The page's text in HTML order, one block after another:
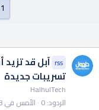
1
rss
تسريبات جديدة
HalhulTech
الردود 0 الأمس في 20:28